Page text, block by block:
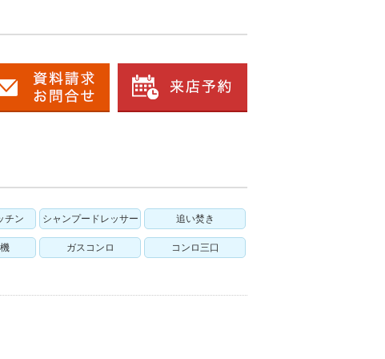
チン シャンプードレッサー 追い焚き
ガスコンロ コンロ三口